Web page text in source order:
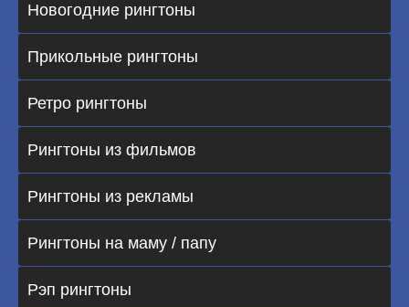
Новогодние рингтоны
Прикольные рингтоны
Ретро рингтоны
Рингтоны из фильмов
Рингтоны из рекламы
Рингтоны на маму / папу
Рэп рингтоны